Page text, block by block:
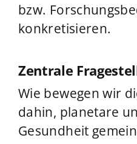
bzw.
konkretisieren.
Zentrale
Wie bewegen wir
dahin, planetare
Gesundheit